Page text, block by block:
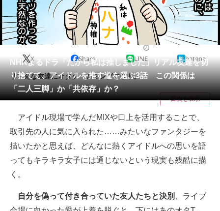
グルメ 地域
住まい 教育・育児
動物 リサーチ
会員記事
メディア
注目記事を集めた総合ページ
スマホと通信の最新トレンド
進化するPCとデバイスの未来
ビジネスと働き方のヒント
NHKよるドラ「だから私は推しました」リアル友達を切
り捨てて、アイドルを推す道を選ぶ3話 この関係は
「二人三脚」か「共依存」か？
X Share LINE hatena
リア充な友達にオタク・カミングアウト。
目次を表示
アイドル現場で学んだMIXや口上を活用することで、
取引先の人に気に入られた……みたいなファンタジーを
描いたかと思えば、どんなに熱くアイドルへの思いを語
ってもキラキラ女子には通じないという現実も残酷に描
く。
自分を偽って付き合っていた友人たちと決別
、ライブ